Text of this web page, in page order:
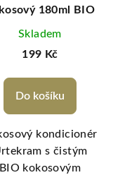
180ml BIO
Skladem
199 Kč
Do košíku
kondicionér
s čistým
BIO kokosovým